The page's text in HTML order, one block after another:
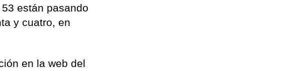
están pasando
y cuatro, en
en la web del